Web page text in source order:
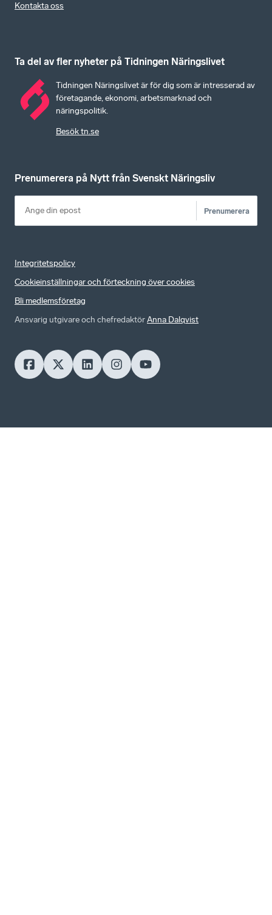
Kontakta oss
Ta del av fler nyheter på Tidningen Näringslivet
Tidningen Näringslivet är för dig som är intresserad av
företagande, ekonomi, arbetsmarknad och
näringspolitik.
Besök tn.se
Prenumerera på Nytt från Svenskt Näringsliv
Prenumerera
Integritetspolicy
Cookieinställningar och förteckning över cookies
Bli medlemsföretag
Ansvarig utgivare och chefredaktörAnna Dalqvist